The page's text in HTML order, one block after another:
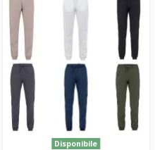
Disponibile